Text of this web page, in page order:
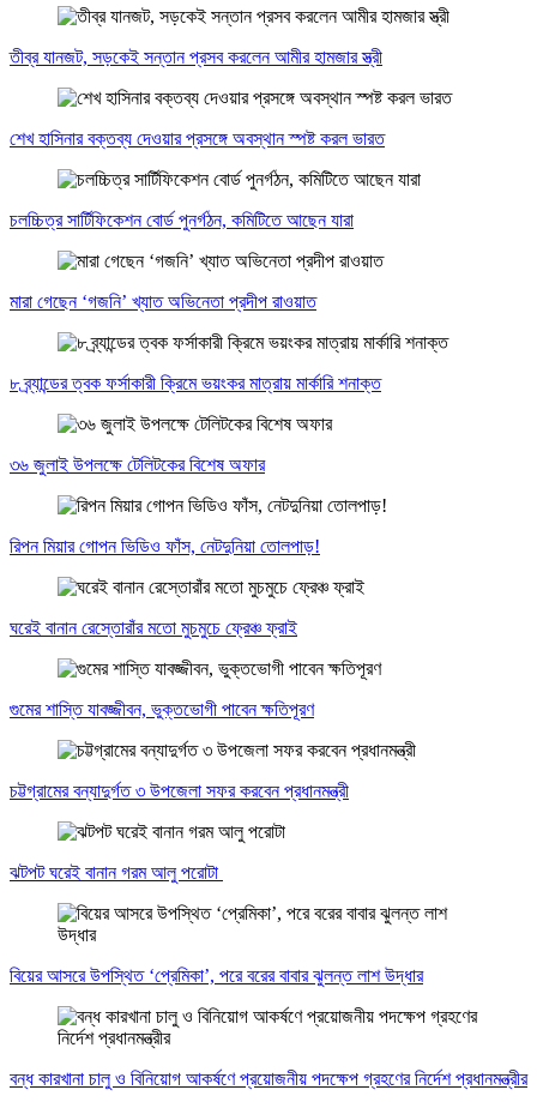
তীব্র যানজট, সড়কেই সন্তান প্রসব করলেন আমীর হামজার স্ত্রী
শেখ হাসিনার বক্তব্য দেওয়ার প্রসঙ্গে অবস্থান স্পষ্ট করল ভারত
চলচ্চিত্র সার্টিফিকেশন বোর্ড পুনর্গঠন, কমিটিতে আছেন যারা
মারা গেছেন ‘গজনি’ খ্যাত অভিনেতা প্রদীপ রাওয়াত
৮ ব্র্যান্ডের ত্বক ফর্সাকারী ক্রিমে ভয়ংকর মাত্রায় মার্কারি শনাক্ত
৩৬ জুলাই উপলক্ষে টেলিটকের বিশেষ অফার
রিপন মিয়ার গোপন ভিডিও ফাঁস, নেটদুনিয়া তোলপাড়!
ঘরেই বানান রেস্তোরাঁর মতো মুচমুচে ফ্রেঞ্চ ফ্রাই
গুমের শাস্তি যাবজ্জীবন, ভুক্তভোগী পাবেন ক্ষতিপূরণ
চট্টগ্রামের বন্যাদুর্গত ৩ উপজেলা সফর করবেন প্রধানমন্ত্রী
ঝটপট ঘরেই বানান গরম আলু পরোটা
বিয়ের আসরে উপস্থিত ‘প্রেমিকা’, পরে বরের বাবার ঝুলন্ত লাশ উদ্ধার
বন্ধ কারখানা চালু ও বিনিয়োগ আকর্ষণে প্রয়োজনীয় পদক্ষেপ গ্রহণের নির্দেশ প্রধানমন্ত্রীর